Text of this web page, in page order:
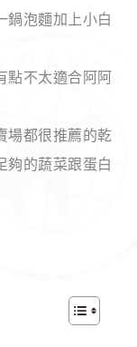
鍋泡麵加上小白
點不太適合阿阿
場都很推薦的乾
夠的蔬菜跟蛋白